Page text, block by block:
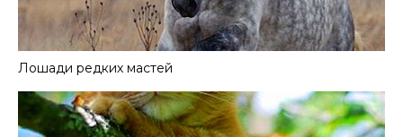
Лошади редких мастей